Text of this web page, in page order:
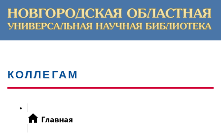
КОЛЛЕГАМ